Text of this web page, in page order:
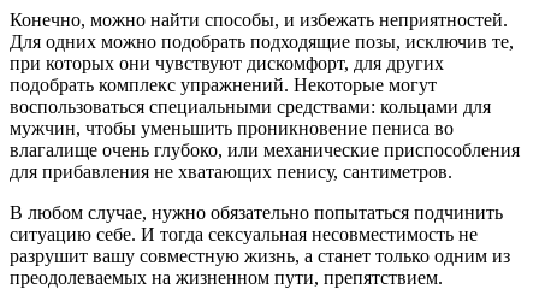
Конечно, можно найти способы, и избежать неприятностей.
Для одних можно подобрать подходящие позы, исключив те,
при которых они чувствуют дискомфорт, для других
подобрать комплекс упражнений. Некоторые могут
воспользоваться специальными средствами: кольцами для
мужчин, чтобы уменьшить проникновение пениса во
влагалище очень глубоко, или механические приспособления
для прибавления не хватающих пенису, сантиметров.
В любом случае, нужно обязательно попытаться подчинить
ситуацию себе. И тогда сексуальная несовместимость не
разрушит вашу совместную жизнь, а станет только одним из
преодолеваемых на жизненном пути, препятствием.